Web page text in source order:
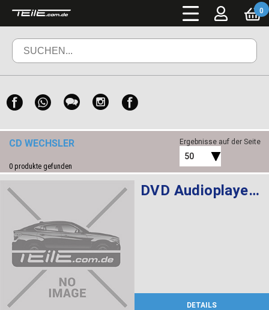
0
CD WECHSLER
0 produkte gefunden
Ergebnisse auf der Seite
50
DVD Audioplayer Fond
DETAILS